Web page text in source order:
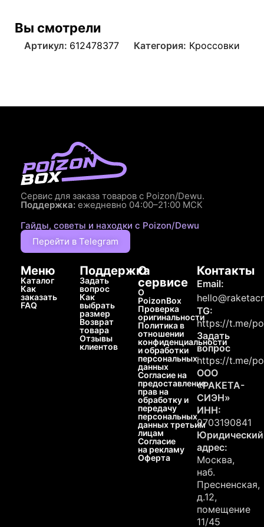
Вы смотрели
Артикул: 612478377 Категория: Кроссовки
Сервис для заказа товаров с Poizon/Dewu.
Поддержка: ежедневно 04:00–21:00 МСК
Гайды, советы и находки с Poizon/Dewu
Перейти в Telegram
Меню
Каталог
Как
заказать
FAQ
Поддержка
Задать
вопрос
Как
выбрать
размер
Возврат
товара
Отзывы
клиентов
О
сервисе
О
PoizonBox
Проверка
оригинальности
Политика в
отношении
конфиденциальности
и обработки
персональных
данных
Согласие на
предоставление
прав на
обработку и
передачу
персональных
данных третьим
лицам
Согласие
на рекламу
Оферта
Контакты
Email:
TG:
https://t.me/
Задать
вопрос
https://t.me/
ООО
«РАКЕТА-
СИЭН»
ИНН:
9703190841
Юридический
адрес:
Москва,
наб.
Пресненская,
д.12,
помещение
11/45